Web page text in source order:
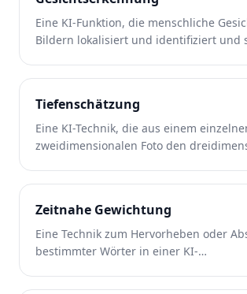
Eine KI-Funktion, die menschliche
Bildern lokalisiert und identifiziert und
Tiefenschätzung
Eine KI-Technik, die aus einem
zweidimensionalen Foto den
Zeitnahe Gewichtung
Eine Technik zum Hervorheben oder
bestimmter Wörter in einer KI-
die Ausgabe zu steuern.